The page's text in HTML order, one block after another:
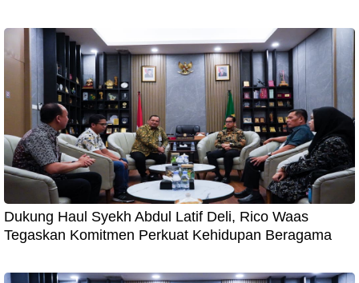
Dukung Haul Syekh Abdul Latif Deli, Rico Waas
Tegaskan Komitmen Perkuat Kehidupan Beragama